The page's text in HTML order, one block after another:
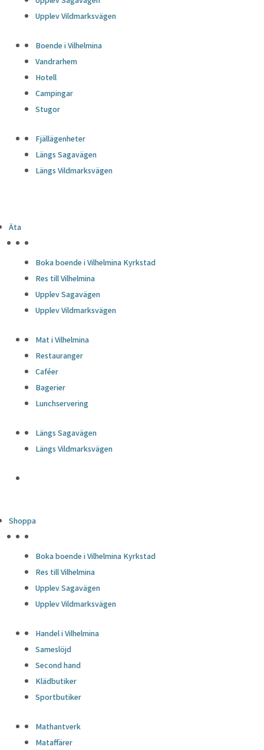
Upplev Vildmarksvägen
Boende i Vilhelmina
Vandrarhem
Hotell
Campingar
Stugor
Fjällägenheter
Längs Sagavägen
Längs Vildmarksvägen
Äta
Boka boende i Vilhelmina Kyrkstad
Res till Vilhelmina
Upplev Sagavägen
Upplev Vildmarksvägen
Mat i Vilhelmina
Restauranger
Caféer
Bagerier
Lunchservering
Längs Sagavägen
Längs Vildmarksvägen
Shoppa
Boka boende i Vilhelmina Kyrkstad
Res till Vilhelmina
Upplev Sagavägen
Upplev Vildmarksvägen
Handel i Vilhelmina
Sameslöjd
Second hand
Klädbutiker
Sportbutiker
Mathantverk
Mataffärer